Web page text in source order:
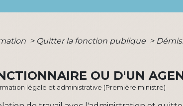
> Quitter la fonction publique >
OU D'UN
légale et administrative (Première ministre)